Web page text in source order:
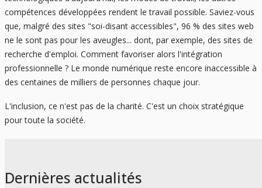
compétences développées rendent le travail possible. Saviez-vous
que, malgré des sites "soi-disant accessibles", 96 % des sites web
ne le sont pas pour les aveugles... dont, par exemple, des sites de
recherche d'emploi. Comment favoriser alors l'intégration
professionnelle ? Le monde numérique reste encore inaccessible à
des centaines de milliers de personnes chaque jour.
L'inclusion, ce n'est pas de la charité. C'est un choix stratégique
pour toute la société.
Dernières actualités